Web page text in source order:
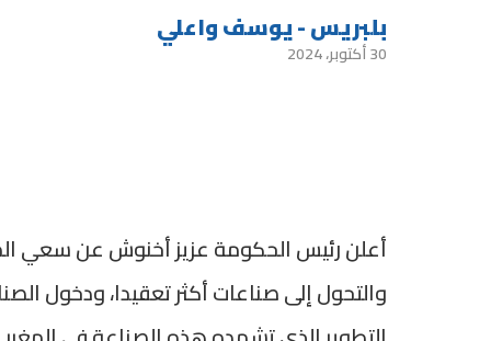
بلبريس - يوسف واعلي
30 أكتوبر، 2024
أعلن رئيس الحكومة عزيز أخنوش عن سعي